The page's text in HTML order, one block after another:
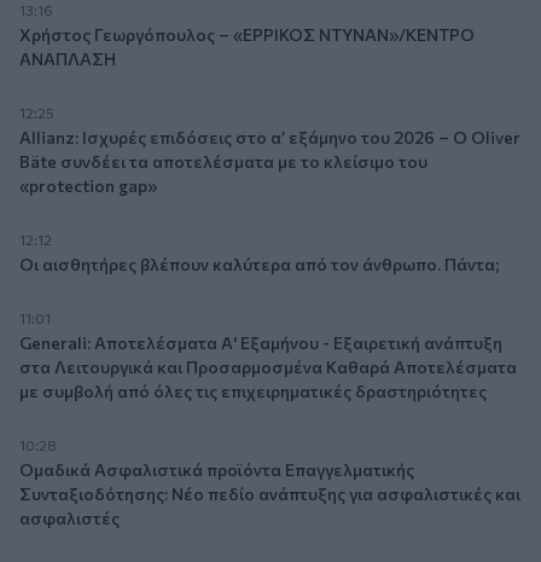
13:16
Χρήστος Γεωργόπουλος – «ΕΡΡΙΚΟΣ ΝΤΥΝΑΝ»/ΚΕΝΤΡΟ
ΑΝΑΠΛΑΣΗ
12:25
Allianz: Ισχυρές επιδόσεις στο α’ εξάμηνο του 2026 – Ο Oliver
Bäte συνδέει τα αποτελέσματα με το κλείσιμο του
«protection gap»
12:12
Οι αισθητήρες βλέπουν καλύτερα από τον άνθρωπο. Πάντα;
11:01
Generali: Αποτελέσματα Α' Εξαμήνου - Εξαιρετική ανάπτυξη
στα Λειτουργικά και Προσαρμοσμένα Καθαρά Αποτελέσματα
με συμβολή από όλες τις επιχειρηματικές δραστηριότητες
10:28
Ομαδικά Ασφαλιστικά προϊόντα Επαγγελματικής
Συνταξιοδότησης: Νέο πεδίο ανάπτυξης για ασφαλιστικές και
ασφαλιστές